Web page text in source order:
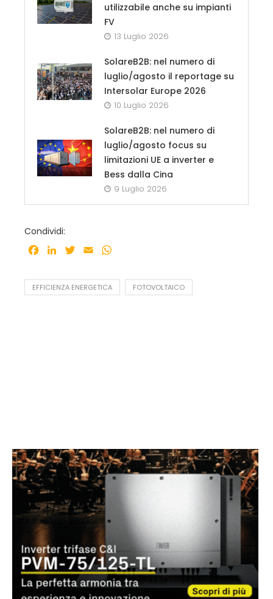
utilizzabile anche su impianti
FV
13 Luglio 2026
SolareB2B: nel numero di
luglio/agosto il reportage su
Intersolar Europe 2026
10 Luglio 2026
SolareB2B: nel numero di
luglio/agosto focus su
limitazioni UE a inverter e
Bess dalla Cina
9 Luglio 2026
Condividi:
Facebook
LinkedInTwitter
Email
EFFICIENZA ENERGETICA FOTOVOLTAICO